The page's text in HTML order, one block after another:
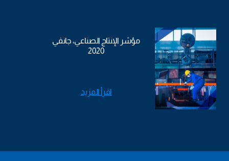
مؤشر الإنتاج الصناعي، جانفي
2020
اقرأ المزيد